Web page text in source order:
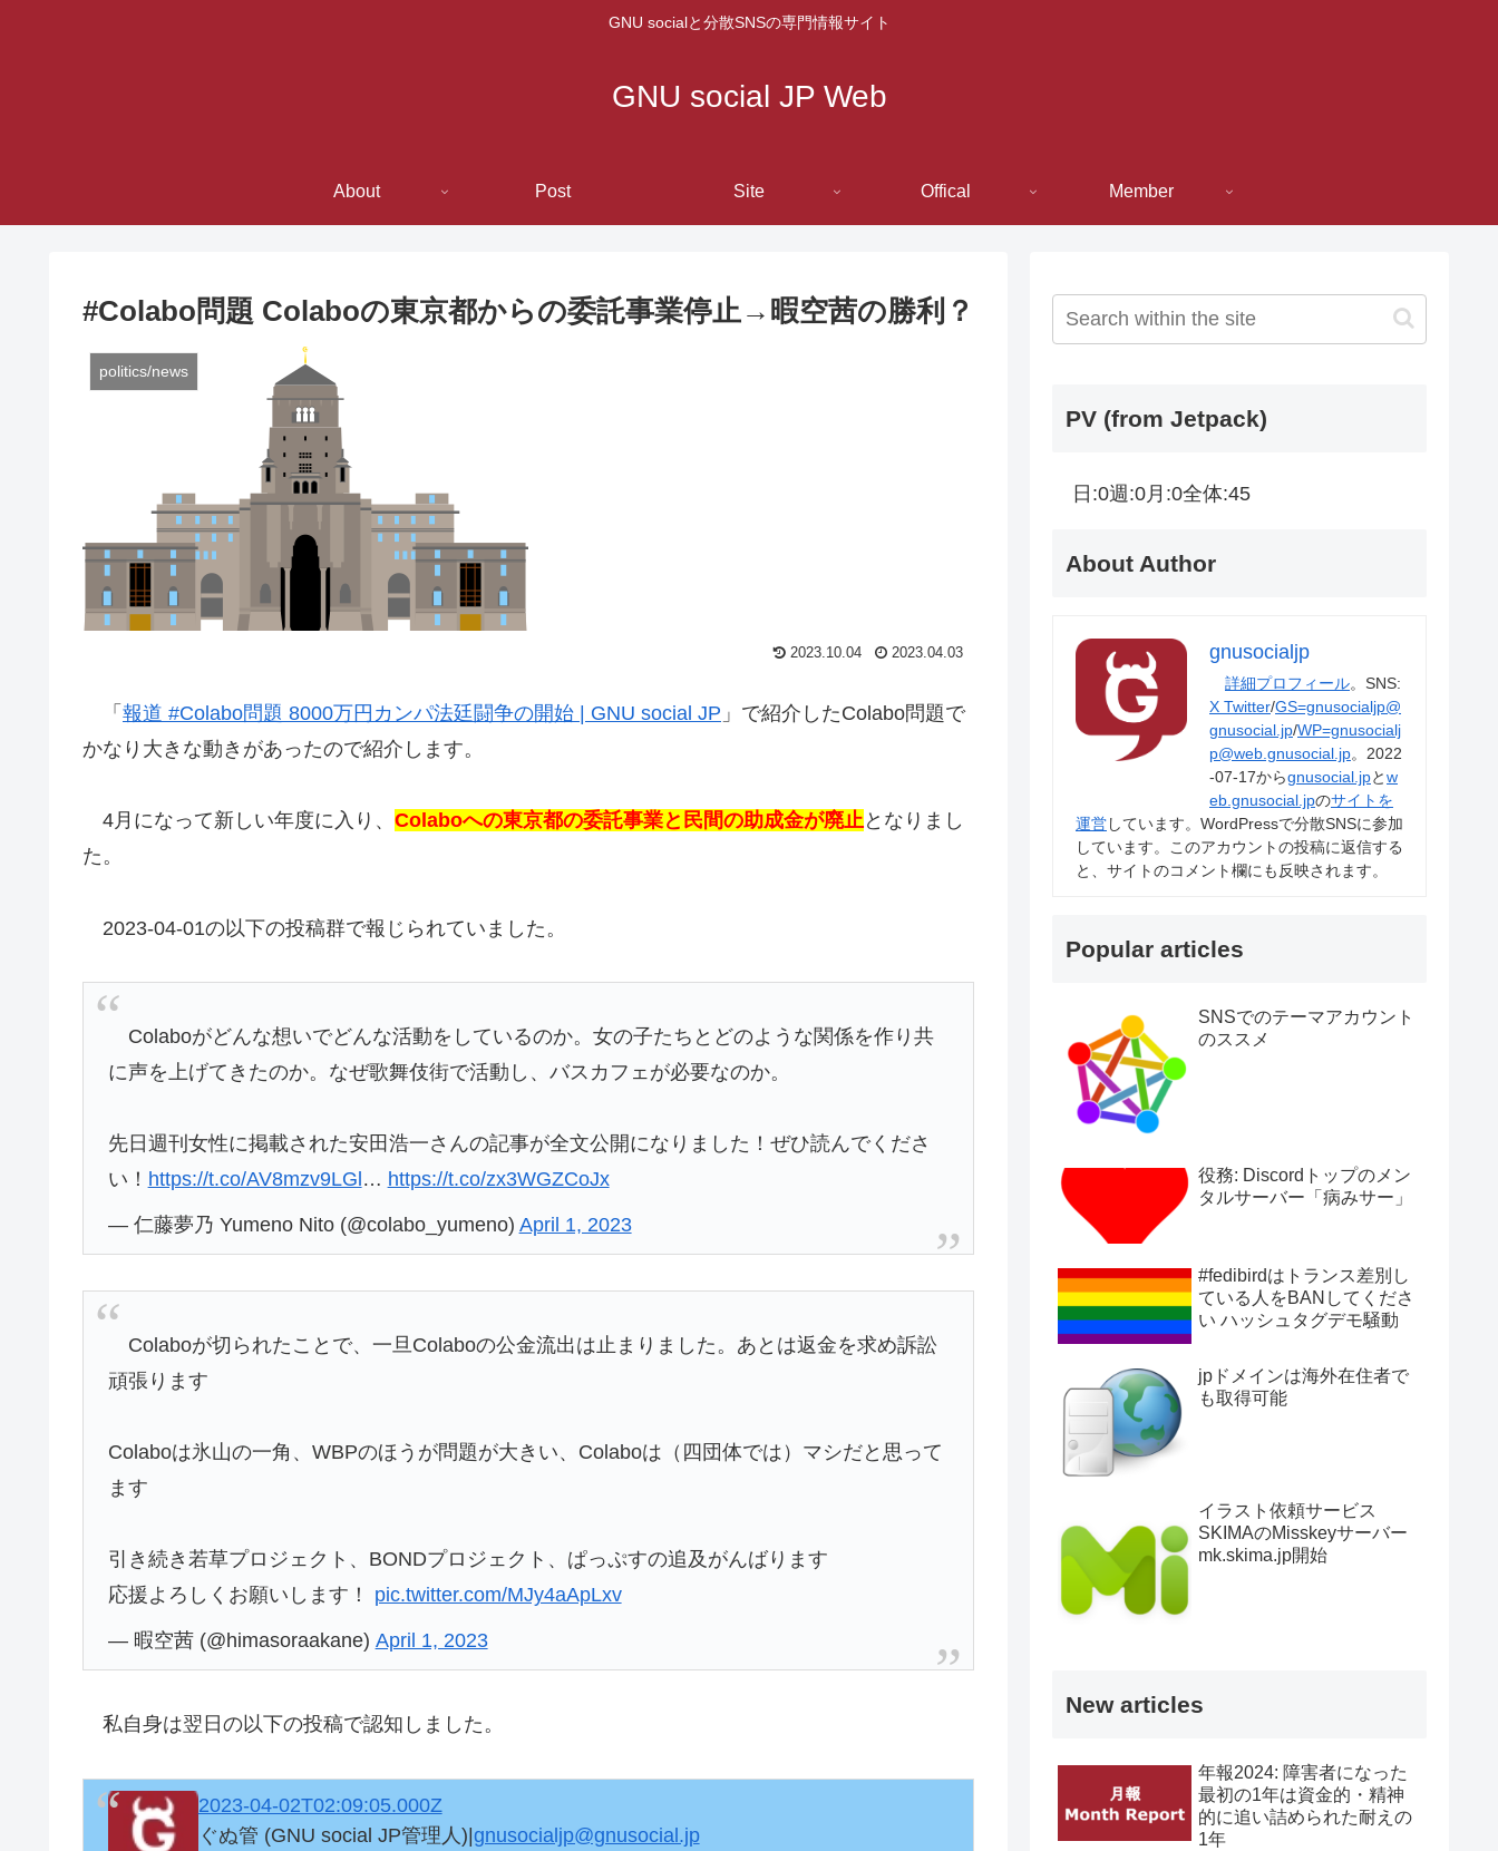
GNU socialと分散SNSの専門情報サイト
GNU social JP Web
About Post Site Offical Member
#Colabo問題 Colaboの東京都からの委託事業停止→暇空茜の勝利？
politics/news
2023.10.04 2023.04.03
「 報道 #Colabo問題 8000万円カンパ法廷闘争の開始 | GNU social JP 」で紹介したColabo問題で
かなり大きな動きがあったので紹介します。
4月になって新しい年度に入り、 Colaboへの東京都の委託事業と民間の助成金が廃止となりまし
た。
2023-04-01の以下の投稿群で報じられていました。
Colaboがどんな想いでどんな活動をしているのか。女の子たちとどのような関係を作り共
に声を上げてきたのか。なぜ歌舞伎街で活動し、バスカフェが必要なのか。
先日週刊女性に掲載された安田浩一さんの記事が全文公開になりました！ぜひ読んでくださ
い！ https://t.co/AV8mzv9LGl… https://t.co/zx3WGZCoJx
— 仁藤夢乃 Yumeno Nito (@colabo_yumeno) April 1, 2023
Colaboが切られたことで、一旦Colaboの公金流出は止まりました。あとは返金を求め訴訟
頑張ります
Colaboは氷山の一角、WBPのほうが問題が大きい、Colaboは（四団体では）マシだと思って
ます
引き続き若草プロジェクト、BONDプロジェクト、ぱっぷすの追及がんばります
応援よろしくお願いします！ pic.twitter.com/MJy4aApLxv
— 暇空茜 (@himasoraakane) April 1, 2023
私自身は翌日の以下の投稿で認知しました。
2023-04-02T02:09:05.000Z
ぐぬ管 (GNU social JP管理人)|gnusocialjp@gnusocial.jp
PV (from Jetpack)
日:0週:0月:0全体:45
About Author
gnusocialjp
詳細プロフィール。SNS:
X Twitter/GS=gnusocialjp@
gnusocial.jp/WP=gnusocialj
p@web.gnusocial.jp。2022
-07-17からgnusocial.jpとw
eb.gnusocial.jpのサイトを
運営しています。WordPressで分散SNSに参加
しています。このアカウントの投稿に返信する
と、サイトのコメント欄にも反映されます。
Popular articles
SNSでのテーマアカウント
のススメ
役務: Discordトップのメン
タルサーバー「病みサー」
#fedibirdはトランス差別し
ている人をBANしてくださ
い ハッシュタグデモ騒動
jpドメインは海外在住者で
も取得可能
イラスト依頼サービス
SKIMAのMisskeyサーバー
mk.skima.jp開始
New articles
年報2024: 障害者になった
最初の1年は資金的・精神
的に追い詰められた耐えの
1年